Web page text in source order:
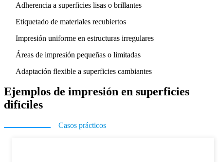
Adherencia a superficies lisas o brillantes
Etiquetado de materiales recubiertos
Impresión uniforme en estructuras irregulares
Áreas de impresión pequeñas o limitadas
Adaptación flexible a superficies cambiantes
Ejemplos de impresión en superficies
difíciles
Casos prácticos